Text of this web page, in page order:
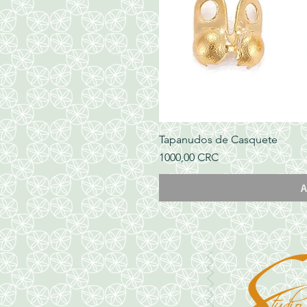
Tapanudos de Casquete
Precio
1000,00 CRC